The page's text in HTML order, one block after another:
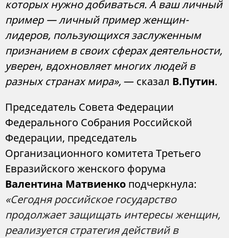
которых нужно добиваться. А ваш личный
пример — личный пример женщин-
лидеров, пользующихся заслуженным
признанием в своих сферах деятельности,
уверен, вдохновляет многих людей в
разных странах мира», — сказал В.Путин.
Председатель Совета Федерации
Федерального Собрания Российской
Федерации, председатель
Организационного комитета Третьего
Евразийского женского форума
Валентина Матвиенко подчеркнула:
«Сегодня российское государство
продолжает защищать интересы женщин,
реализуется стратегия действий в